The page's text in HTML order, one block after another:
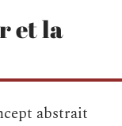
et la
abstrait